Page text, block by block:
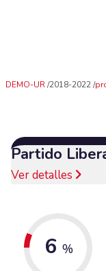
DEMO-UR 2018-2022
Partido
Ver detalles
6 %